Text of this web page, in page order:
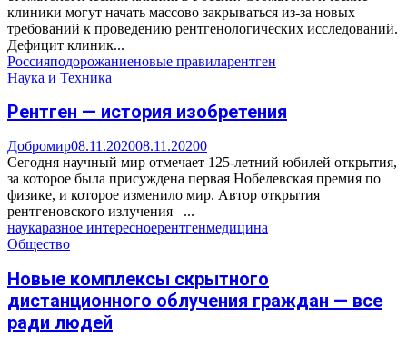
клиники могут начать массово закрываться из-за новых
требований к проведению рентгенологических исследований.
Дефицит клиник...
Россияподорожаниеновые правиларентген
Наука и Техника
Рентген — история изобретения
Добромир08.11.202008.11.20200
Сегодня научный мир отмечает 125-летний юбилей открытия,
за которое была присуждена первая Нобелевская премия по
физике, и которое изменило мир. Автор открытия
рентгеновского излучения –...
наукаразное интересноерентгенмедицина
Общество
Новые комплексы скрытного
дистанционного облучения граждан — все
ради людей